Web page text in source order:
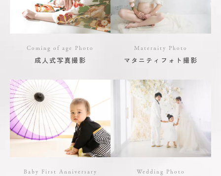
Coming of age Photo
成人式写真撮影
Maternity Photo
マタニティフォト撮影
Baby First Anniversary Wedding Photo